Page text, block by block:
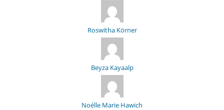
Roswitha Körner
Beyza Kayaalp
Noélle Marie Hawich